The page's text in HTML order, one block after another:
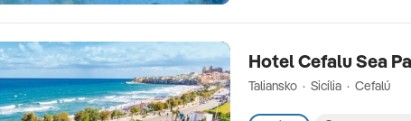
Hotel Cefalu Sea
Taliansko · Sicília · Cefalú